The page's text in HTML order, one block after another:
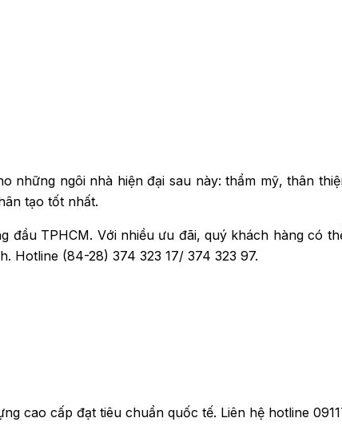
những ngôi nhà hiện đại sau này: thẩm mỹ, thân
tạo tốt nhất.
TPHCM. Với nhiều ưu đãi, quý khách hàng có
Hotline (84-28) 374 323 17/ 374 323 97.
cao cấp đạt tiêu chuẩn quốc tế. Liên hệ hotline